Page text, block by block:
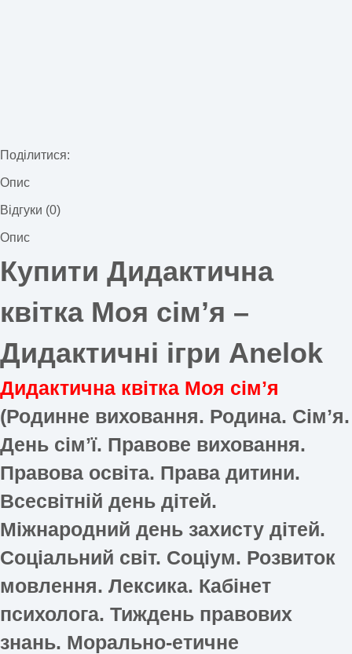
Поділитися:
Опис
Відгуки (0)
Опис
Купити Дидактична
квітка Моя сімʼя –
Дидактичні ігри Anelok
Дидактична квітка Моя сімʼя
(Родинне виховання. Родина. Сімʼя.
День сімʼї. Правове виховання.
Правова освіта. Права дитини.
Всесвітній день дітей.
Міжнародний день захисту дітей.
Соціальний світ. Соціум. Розвиток
мовлення. Лексика. Кабінет
психолога. Тиждень правових
знань. Морально-етичне